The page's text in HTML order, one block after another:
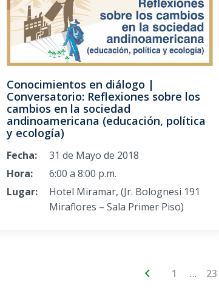
Conocimientos en diálogo |
Conversatorio: Reflexiones sobre los
cambios en la sociedad
andinoamericana (educación, política
y ecología)
Fecha:
31 de Mayo de 2018
Hora:
6:00 a 8:00 p.m.
Lugar:
Hotel Miramar, (Jr. Bolognesi 191
Miraflores – Sala Primer Piso)
1 … 23